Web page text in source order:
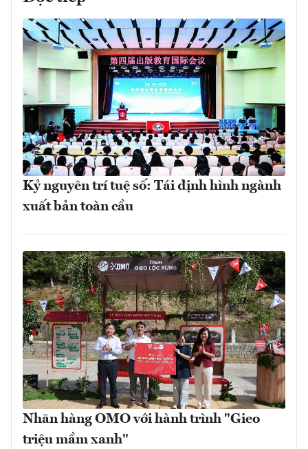
Kỷ nguyên trí tuệ số: Tái định hình ngành
xuất bản toàn cầu
Nhãn hàng OMO với hành trình "Gieo
triệu mầm xanh"